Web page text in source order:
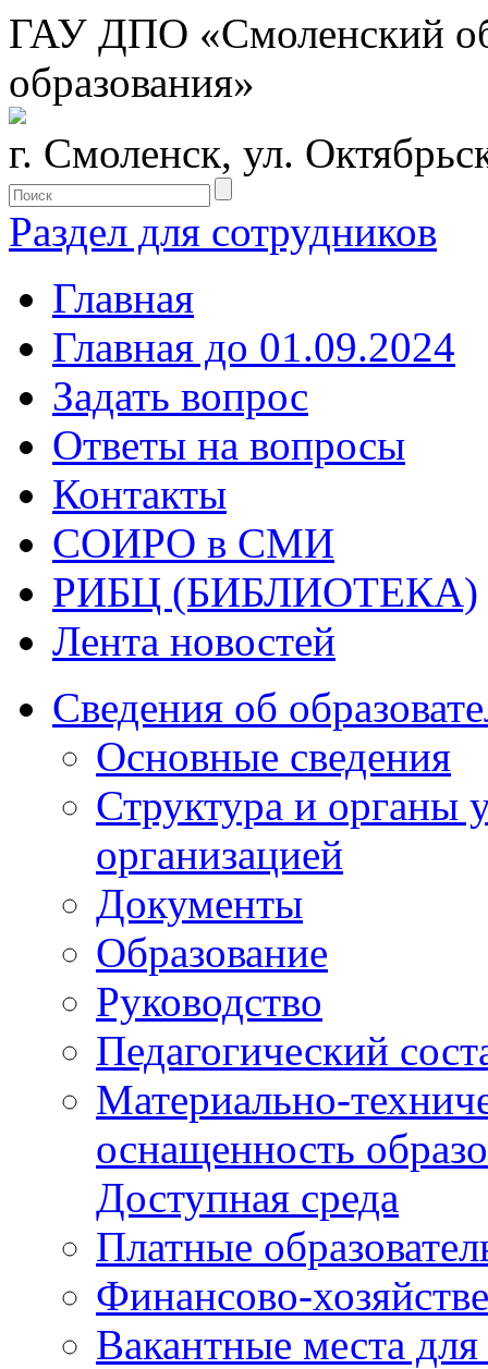
ГАУ ДПО «Смоленский
образования»
г. Смоленск, ул.
Раздел для сотрудников
Главная
Главная до 01.09.2024
Задать вопрос
Ответы на вопросы
Контакты
СОИРО в СМИ
РИБЦ (БИБЛИОТЕКА)
Лента новостей
Сведения об
Основные сведения
Структура и органы
организацией
Документы
Образование
Руководство
Педагогический
Материально-
оснащенность
Доступная среда
Платные
Финансово-
Вакантные места